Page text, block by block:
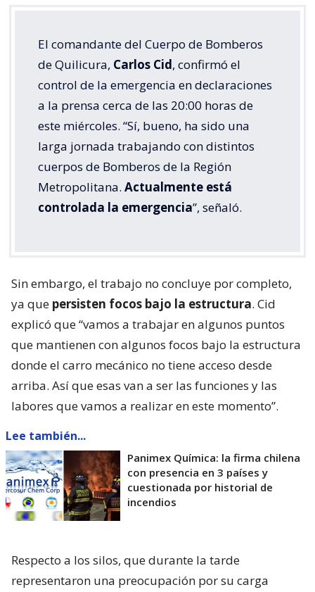
El comandante del Cuerpo de Bomberos
de Quilicura, Carlos Cid, confirmó el
control de la emergencia en declaraciones
a la prensa cerca de las 20:00 horas de
este miércoles. “Sí, bueno, ha sido una
larga jornada trabajando con distintos
cuerpos de Bomberos de la Región
Metropolitana. Actualmente está
controlada la emergencia”, señaló.
Sin embargo, el trabajo no concluye por completo,
ya que persisten focos bajo la estructura. Cid
explicó que “vamos a trabajar en algunos puntos
que mantienen con algunos focos bajo la estructura
donde el carro mecánico no tiene acceso desde
arriba. Así que esas van a ser las funciones y las
labores que vamos a realizar en este momento”.
Lee también...
Panimex Química: la firma chilena
con presencia en 3 países y
cuestionada por historial de
incendios
Respecto a los silos, que durante la tarde
representaron una preocupación por su carga